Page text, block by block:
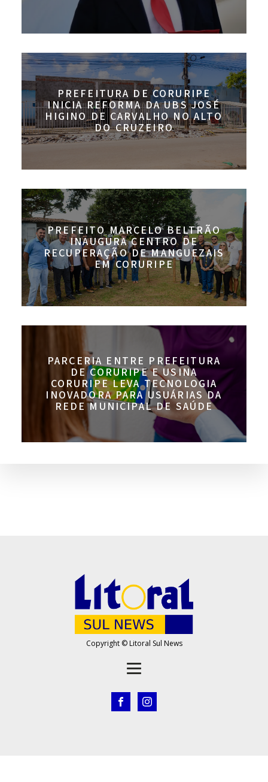
PREFEITURA DE CORURIPE
INICIA REFORMA DA UBS JOSÉ
HIGINO DE CARVALHO NO ALTO
DO CRUZEIRO
PREFEITO MARCELO BELTRÃO
INAUGURA CENTRO DE
RECUPERAÇÃO DE MANGUEZAIS
EM CORURIPE
PARCERIA ENTRE PREFEITURA
DE CORURIPE E USINA
CORURIPE LEVA TECNOLOGIA
INOVADORA PARA USUÁRIAS DA
REDE MUNICIPAL DE SAÚDE
Copyright © Litoral Sul News